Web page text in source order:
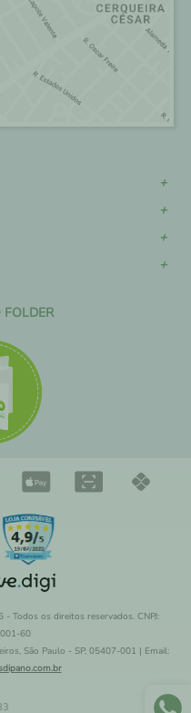
Todos os direitos reservados. CNPJ:
60
São Paulo - SP, 05407-001 | Email: